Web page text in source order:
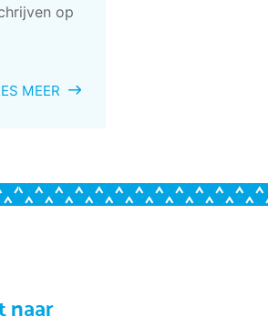
op
MEER
naar